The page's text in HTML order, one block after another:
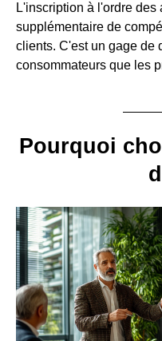
L'inscription à l'ordre
supplémentaire de
clients. C'est un gage de
consommateurs que les
Pourquoi